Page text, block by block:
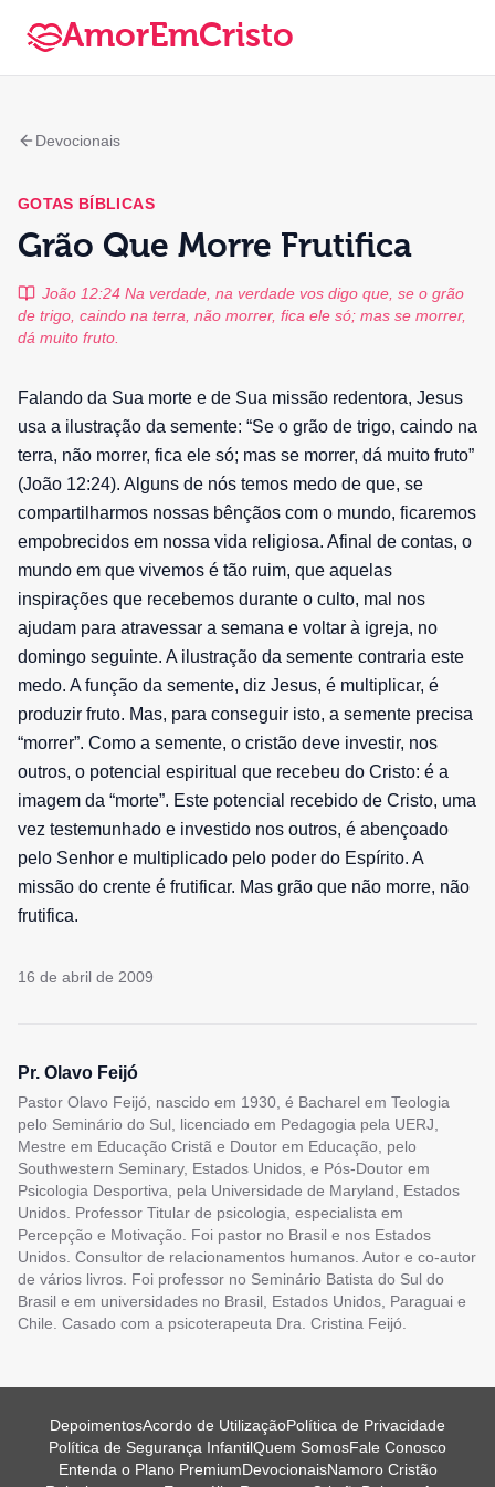
AmorEmCristo
Devocionais
GOTAS BÍBLICAS
Grão Que Morre Frutifica
João 12:24 Na verdade, na verdade vos digo que, se o grão
de trigo, caindo na terra, não morrer, fica ele só; mas se morrer,
dá muito fruto.
Falando da Sua morte e de Sua missão redentora, Jesus
usa a ilustração da semente: “Se o grão de trigo, caindo na
terra, não morrer, fica ele só; mas se morrer, dá muito fruto”
(João 12:24). Alguns de nós temos medo de que, se
compartilharmos nossas bênçãos com o mundo, ficaremos
empobrecidos em nossa vida religiosa. Afinal de contas, o
mundo em que vivemos é tão ruim, que aquelas
inspirações que recebemos durante o culto, mal nos
ajudam para atravessar a semana e voltar à igreja, no
domingo seguinte. A ilustração da semente contraria este
medo. A função da semente, diz Jesus, é multiplicar, é
produzir fruto. Mas, para conseguir isto, a semente precisa
“morrer”. Como a semente, o cristão deve investir, nos
outros, o potencial espiritual que recebeu do Cristo: é a
imagem da “morte”. Este potencial recebido de Cristo, uma
vez testemunhado e investido nos outros, é abençoado
pelo Senhor e multiplicado pelo poder do Espírito. A
missão do crente é frutificar. Mas grão que não morre, não
frutifica.
16 de abril de 2009
Pr. Olavo Feijó
Pastor Olavo Feijó, nascido em 1930, é Bacharel em Teologia
pelo Seminário do Sul, licenciado em Pedagogia pela UERJ,
Mestre em Educação Cristã e Doutor em Educação, pelo
Southwestern Seminary, Estados Unidos, e Pós-Doutor em
Psicologia Desportiva, pela Universidade de Maryland, Estados
Unidos. Professor Titular de psicologia, especialista em
Percepção e Motivação. Foi pastor no Brasil e nos Estados
Unidos. Consultor de relacionamentos humanos. Autor e co-autor
de vários livros. Foi professor no Seminário Batista do Sul do
Brasil e em universidades no Brasil, Estados Unidos, Paraguai e
Chile. Casado com a psicoterapeuta Dra. Cristina Feijó.
DepoimentosAcordo de UtilizaçãoPolítica de Privacidade
Política de Segurança InfantilQuem SomosFale Conosco
Entenda o Plano PremiumDevocionaisNamoro Cristão